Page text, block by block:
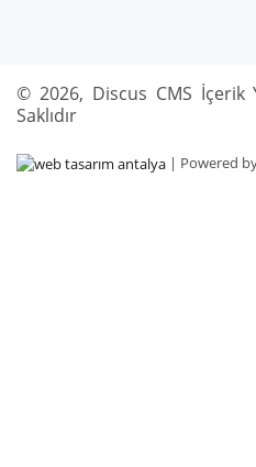
© 2026, Discus CMS İçerik
Saklıdır
| Powered